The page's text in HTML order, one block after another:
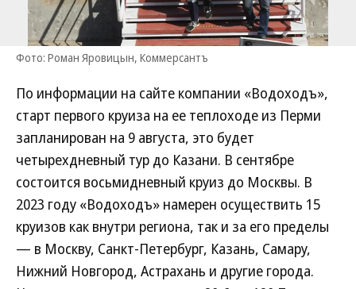
Фото: Роман Яровицын, Коммерсантъ
По информации на сайте компании «Водоходъ»,
старт первого круиза на ее теплоходе из Перми
запланирован на 9 августа, это будет
четырехдневный тур до Казани. В сентябре
состоится восьми­дневный круиз до Москвы. В
2023 году «Водоходъ» намерен осуществить 15
круизов как внутри региона, так и за его пределы
— в Москву, Санкт-Петербург, Казань, Самару,
Нижний Новгород, Астрахань и другие города.